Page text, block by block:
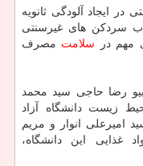
ایجاد آلودگی ثانویه
سردکن های غیرسنتی
مهم در سلامت مصرف
رضا حاجی سید محمد
زیست دانشگاه آزاد
امیرعلی انوار و مریم
غذایی این دانشگاه،